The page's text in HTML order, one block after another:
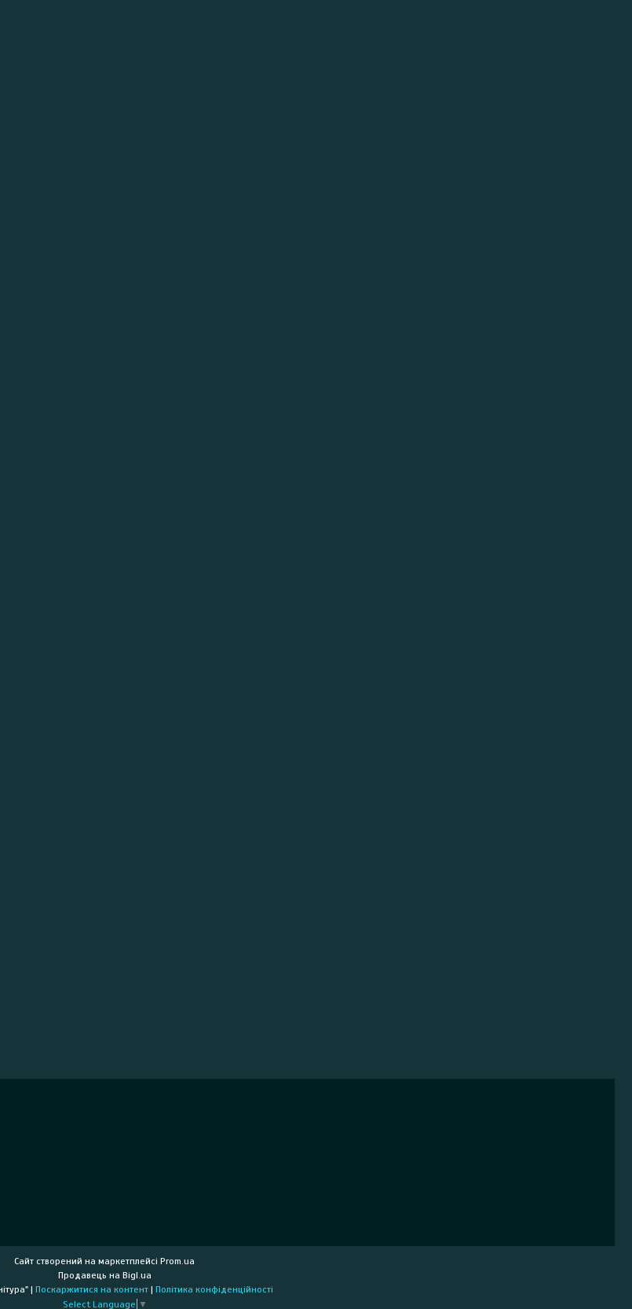
Сайт створений на маркетплейсі Prom.ua
Продавець на Bigl.ua
ПП "Металфурнітура" | Поскаржитися на контент | Політика конфіденційності
Select Language ▼